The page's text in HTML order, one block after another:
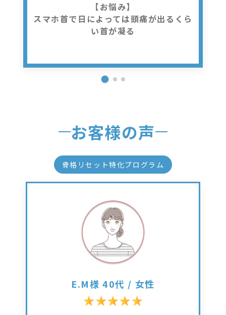
【お悩み】
スマホ首で日によっては頭痛が出るくら
い首が凝る
お客様の声
骨格リセット特化プログラム
E.M様 40代 / 女性